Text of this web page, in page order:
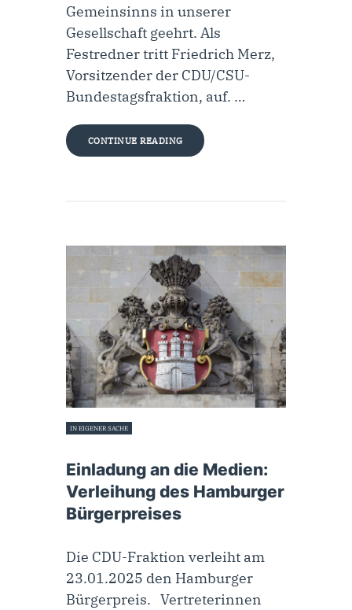
Gemeinsinns in unserer
Gesellschaft geehrt. Als
Festredner tritt Friedrich Merz,
Vorsitzender der CDU/CSU-
Bundestagsfraktion, auf. …
CONTINUE READING
IN EIGENER SACHE
Einladung an die Medien:
Verleihung des Hamburger
Bürgerpreises
Die CDU-Fraktion verleiht am
23.01.2025 den Hamburger
Bürgerpreis. Vertreterinnen